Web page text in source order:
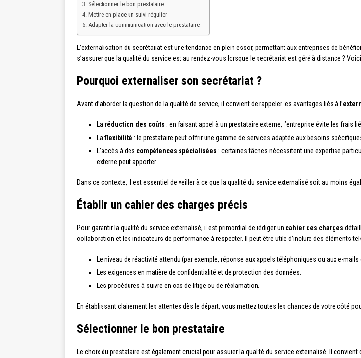
Sélectionner le bon prestataire
Mettre en place un suivi régulier
Adapter la communication avec le prestataire
L’externalisation du secrétariat est une tendance en plein essor, permettant aux entreprises de
s’assurer que la qualité du service est au rendez-vous lorsque le secrétariat est géré à distance ?
Pourquoi externaliser son secrétariat ?
Avant d’aborder la question de la qualité de service, il convient de rappeler les avantages liés à l’
La réduction des coûts : en faisant appel à un prestataire externe, l’entreprise évite les frais
La flexibilité : le prestataire peut offrir une gamme de services adaptée aux besoins
L’accès à des compétences spécialisées : certaines tâches nécessitent une expertise
externe peut apporter.
Dans ce contexte, il est essentiel de veiller à ce que la qualité du service externalisé soit au moins
Établir un cahier des charges précis
Pour garantir la qualité du service externalisé, il est primordial de rédiger un cahier des charges
collaboration et les indicateurs de performance à respecter. Il peut être utile d’inclure des éléments
Le niveau de réactivité attendu (par exemple, réponse aux appels téléphoniques ou aux e-mails
Les exigences en matière de confidentialité et de protection des données.
Les procédures à suivre en cas de litige ou de réclamation.
En établissant clairement les attentes dès le départ, vous mettez toutes les chances de votre côté
Sélectionner le bon prestataire
Le choix du prestataire est également crucial pour assurer la qualité du service externalisé. Il convient